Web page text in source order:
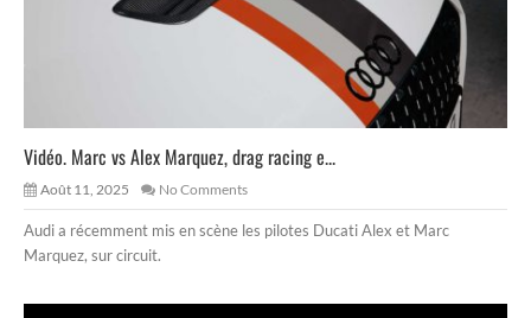
Vidéo. Marc vs Alex Marquez, drag racing e...
Août 11, 2025 No Comments
Audi a récemment mis en scène les pilotes Ducati Alex et Marc
Marquez, sur circuit.